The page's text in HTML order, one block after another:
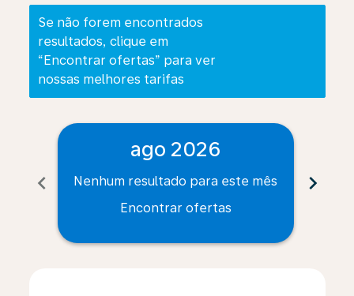
Se não forem encontrados
resultados, clique em
“Encontrar ofertas” para ver
nossas melhores tarifas
chevron_left
ago 2026
Nenhum resultado para este mês
Encontrar ofertas
chevron_right